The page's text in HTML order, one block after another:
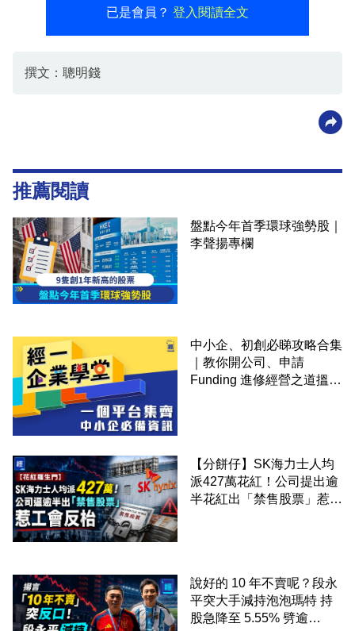
已是會員？ 登入閱讀全文
撰文：聰明錢
推薦閱讀
盤點今年首季環球強勢股｜
李聲揚專欄
中小企、初創必睇攻略合集
｜教你開公司、申請
Funding 進修經營之道搵大
【分餅仔】SK海力士人均
派427萬花紅！公司提出逾
半花紅出「禁售股票」惹工
說好的 10 年不賣呢？段永
平突大手減持泡泡瑪特 持
股急降至 5.55% 劈逾